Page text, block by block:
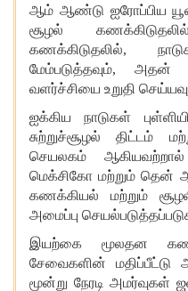
ஆம் ஆண்டு ஐரோப்பிய
சூழல்
கணக்கிடுதலில்,
மேம்படுத்தவும், அதன்
வளர்ச்சியை உறுதி
ஐக்கிய நாடுகள்
சுற்றுச்சூழல் திட்டம்
செயலகம் ஆகியவற்றால்
மெக்சிகோ மற்றும் தென்
கணக்கியல் மற்றும்
அமைப்பு
இயற்கை மூலதன
சேவைகளின் மதிப்பீட்டு
மூன்று நேரடி அமர்வுகள்